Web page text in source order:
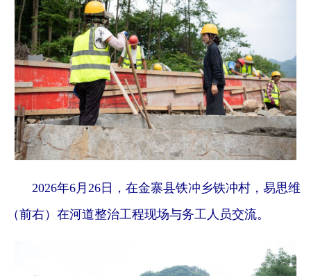
2026年6月26日，在金寨县铁冲乡铁冲村，易思维
（前右）在河道整治工程现场与务工人员交流。